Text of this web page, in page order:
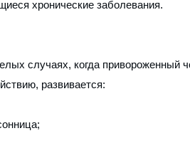
хронические заболевания.
случаях, когда привороженный
развивается: